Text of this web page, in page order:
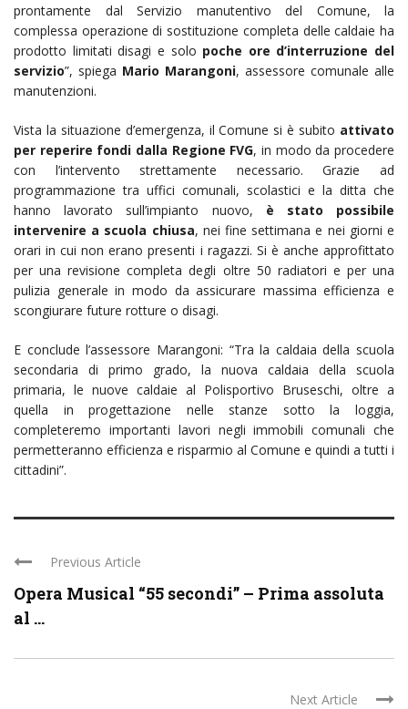
prontamente dal Servizio manutentivo del Comune, la
complessa operazione di sostituzione completa delle caldaie ha
prodotto limitati disagi e solo poche ore d’interruzione del
servizio”, spiega Mario Marangoni, assessore comunale alle
manutenzioni.
Vista la situazione d’emergenza, il Comune si è subito attivato
per reperire fondi dalla Regione FVG, in modo da procedere
con l’intervento strettamente necessario. Grazie ad
programmazione tra uffici comunali, scolastici e la ditta che
hanno lavorato sull’impianto nuovo, è stato possibile
intervenire a scuola chiusa, nei fine settimana e nei giorni e
orari in cui non erano presenti i ragazzi. Si è anche approfittato
per una revisione completa degli oltre 50 radiatori e per una
pulizia generale in modo da assicurare massima efficienza e
scongiurare future rotture o disagi.
E conclude l’assessore Marangoni: “Tra la caldaia della scuola
secondaria di primo grado, la nuova caldaia della scuola
primaria, le nuove caldaie al Polisportivo Bruseschi, oltre a
quella in progettazione nelle stanze sotto la loggia,
completeremo importanti lavori negli immobili comunali che
permetteranno efficienza e risparmio al Comune e quindi a tutti i
cittadini”.
Previous Article
Opera Musical “55 secondi” – Prima assoluta
al ...
Next Article